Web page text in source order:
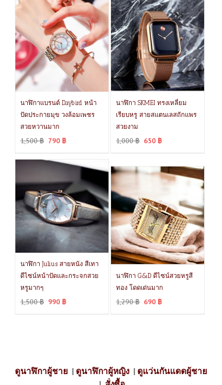
นาฬิกาแบรนด์ Daybird หน้า
ปัดประกายมุข วงล้อมเพชร
สวยหวานมาก
1,500฿ 790 ฿
นาฬิกา SKMEI ทรงเหลี่ยม
เรียบหรู สายสแตนเลสถักแพร
สวยงาม
1,000฿ 650 ฿
นาฬิกา Julius สายหนัง สีเทา
ดีไซน์หน้าปัดและกระจกสวย
หรูมากๆ
1,500฿ 990 ฿
นาฬิกา G&D ดีไซน์สวยหรูสี
ทอง โดดเด่นมาก
1,290฿ 690 ฿
ดูนาฬิกาผู้ชาย | ดูนาฬิกาผู้หญิง | ดูแว่นกันแดดผู้ชาย